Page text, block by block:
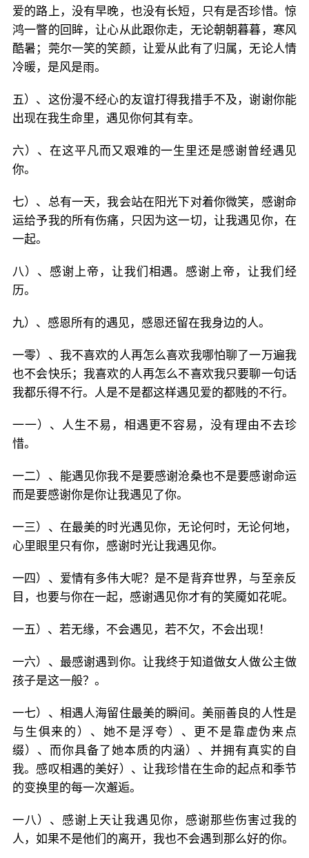
爱的路上，没有早晚，也没有长短，只有是否珍惜。惊
鸿一瞥的回眸，让心从此跟你走，无论朝朝暮暮，寒风
酷暑；莞尔一笑的笑颜，让爱从此有了归属，无论人情
冷暖，是风是雨。
五）、这份漫不经心的友谊打得我措手不及，谢谢你能
出现在我生命里，遇见你何其有幸。
六）、在这平凡而又艰难的一生里还是感谢曾经遇见
你。
七）、总有一天，我会站在阳光下对着你微笑，感谢命
运给予我的所有伤痛，只因为这一切，让我遇见你，在
一起。
八）、感谢上帝，让我们相遇。感谢上帝，让我们经
历。
九）、感恩所有的遇见，感恩还留在我身边的人。
一零）、我不喜欢的人再怎么喜欢我哪怕聊了一万遍我
也不会快乐；我喜欢的人再怎么不喜欢我只要聊一句话
我都乐得不行。人是不是都这样遇见爱的都贱的不行。
一一）、人生不易，相遇更不容易，没有理由不去珍
惜。
一二）、能遇见你我不是要感谢沧桑也不是要感谢命运
而是要感谢你是你让我遇见了你。
一三）、在最美的时光遇见你，无论何时，无论何地，
心里眼里只有你，感谢时光让我遇见你。
一四）、爱情有多伟大呢？是不是背弃世界，与至亲反
目，也要与你在一起，感谢遇见你才有的笑魇如花呢。
一五）、若无缘，不会遇见，若不欠，不会出现！
一六）、最感谢遇到你。让我终于知道做女人做公主做
孩子是这一般？。
一七）、相遇人海留住最美的瞬间。美丽善良的人性是
与生俱来的）、她不是浮夸）、更不是靠虚伪来点
缀）、而你具备了她本质的内涵）、并拥有真实的自
我。感叹相遇的美好）、让我珍惜在生命的起点和季节
的变换里的每一次邂逅。
一八）、感谢上天让我遇见你，感谢那些伤害过我的
人，如果不是他们的离开，我也不会遇到那么好的你。